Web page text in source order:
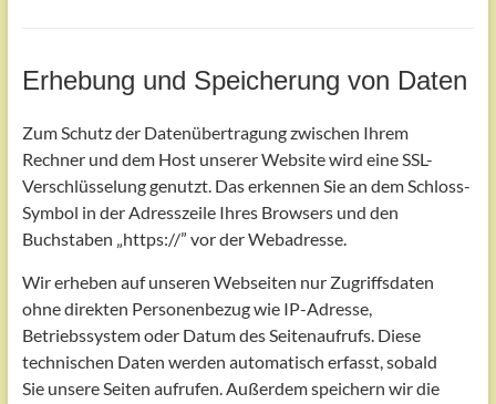
Erhebung und Speicherung von Daten
Zum Schutz der Datenübertragung zwischen Ihrem
Rechner und dem Host unserer Website wird eine SSL-
Verschlüsselung genutzt. Das erkennen Sie an dem Schloss-
Symbol in der Adresszeile Ihres Browsers und den
Buchstaben „https://” vor der Webadresse.
Wir erheben auf unseren Webseiten nur Zugriffsdaten
ohne direkten Personenbezug wie IP-Adresse,
Betriebssystem oder Datum des Seitenaufrufs. Diese
technischen Daten werden automatisch erfasst, sobald
Sie unsere Seiten aufrufen. Außerdem speichern wir die